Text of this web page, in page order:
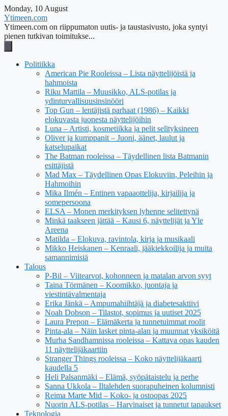
Monday, 10 August
Ytimeen.com
Ytimeen.com on riippumaton uutis- ja taustasivusto, joka syntyi
pienen tutkivan toimitukse...
Politiikka
American Pie Rooleissa – Lista näyttelijöistä ja
hahmoista
Riku Mattila – Muusikko, ALS-potilas ja
ydinturvallisuusinsinööri
Top Gun – lentäjistä parhaat (1986) – Kaikki
elokuvasta juonesta näyttelijöihin
Luna – Artisti, kosmetiikka ja pelit selityksineen
Oliver ja kumppanit – Juoni, äänet, laulut ja
katselupaikat
The Batman rooleissa – Täydellinen lista Batmanin
esittäjistä
Mad Max – Täydellinen Opas Elokuviin, Peleihin ja
Hahmoihin
Mika Ilmén – Entinen vapaaottelija, kirjailija ja
somepersoona
ELSA – Monen merkityksen lyhenne selitettynä
Minkä taakseen jättää – Kausi 6, näyttelijät ja Yle
Areena
Matilda – Elokuva, ravintola, kirja ja musikaali
Mikko Heiskanen – Kenraali, jääkiekkoilija ja muita
samannimisiä
Talous
P-Bil – Viitearvot, kohonneen ja matalan arvon syyt
Taina Törmänen – Koomikko, juontaja ja
viestintävalmentaja
Erika Jänkä – Ampumahiihtäjä ja diabetesaktiivi
Noah Dobson – Tilastot, sopimus ja uutiset 2025
Laura Prepon – Elämäkerta ja tunnetuimmat roolit
Pinta-ala – Näin lasket pinta-alan ja muunnat yksiköitä
Murha Sandhamnissa rooleissa – Kattava opas kauden
11 näyttelijäkaartiin
Stranger Things rooleissa – Koko näyttelijäkaarti
kaudella 5
Heli Palsanmäki – Elämä, syöpätaistelu ja perhe
Sanna Ukkola – Iltalehden suorapuheinen kolumnisti
Reima Marte Mid – Koko- ja ostoopas 2025
Nuorin ALS-potilas – Harvinaiset ja tunnetut tapaukset
Teknologia